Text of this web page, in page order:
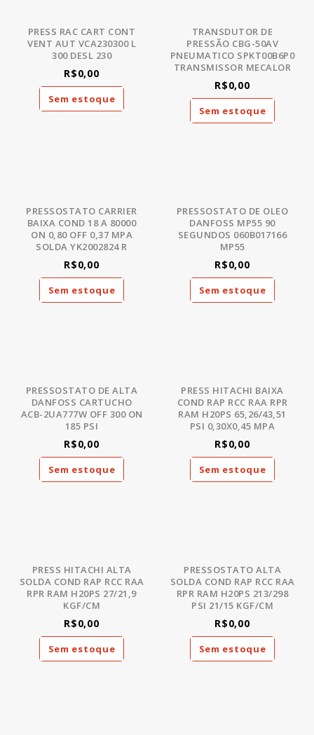
PRESS RAC CART CONT
VENT AUT VCA230300 L
300 DESL 230
R$0,00
Sem estoque
TRANSDUTOR DE
PRESSÃO CBG-50AV
PNEUMATICO SPKT00B6P0
TRANSMISSOR MECALOR
R$0,00
Sem estoque
PRESSOSTATO CARRIER
BAIXA COND 18 A 80000
ON 0,80 OFF 0,37 MPA
SOLDA YK2002824 R
R$0,00
Sem estoque
PRESSOSTATO DE OLEO
DANFOSS MP55 90
SEGUNDOS 060B017166
MP55
R$0,00
Sem estoque
PRESSOSTATO DE ALTA
DANFOSS CARTUCHO
ACB-2UA777W OFF 300 ON
185 PSI
R$0,00
Sem estoque
PRESS HITACHI BAIXA
COND RAP RCC RAA RPR
RAM H20PS 65,26/43,51
PSI 0,30X0,45 MPA
R$0,00
Sem estoque
PRESS HITACHI ALTA
SOLDA COND RAP RCC RAA
RPR RAM H20PS 27/21,9
KGF/CM
R$0,00
Sem estoque
PRESSOSTATO ALTA
SOLDA COND RAP RCC RAA
RPR RAM H20PS 213/298
PSI 21/15 KGF/CM
R$0,00
Sem estoque